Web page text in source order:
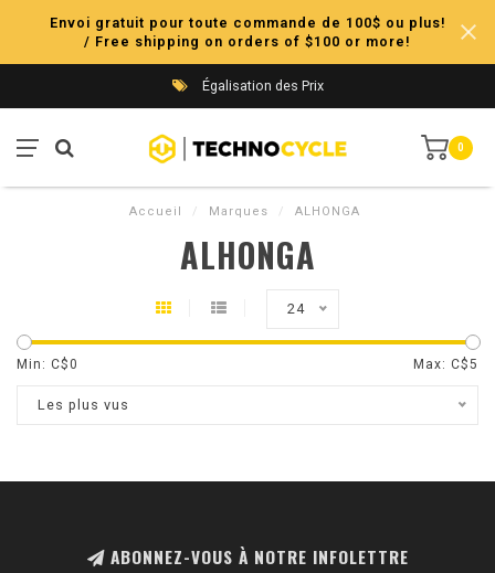
Envoi gratuit pour toute commande de 100$ ou plus!
/ Free shipping on orders of $100 or more!
Égalisation des Prix
0
Accueil / Marques / ALHONGA
ALHONGA
24
Min: C$0 Max: C$5
Les plus vus
ABONNEZ-VOUS À NOTRE INFOLETTRE